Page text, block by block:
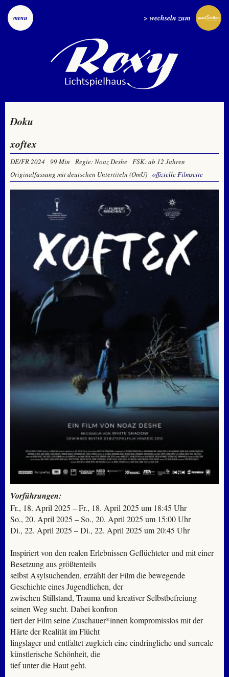
menu > wechseln zum
Doku
xoftex
DE/FR 2024 99 Min Regie: Noaz Deshe
FSK: ab 12 Jahren
Originalfassung mit deutschen Untertiteln (OmU) offizielle Filmseite
Vorführungen:
Fr., 18. April 2025 – Fr., 18. April 2025 um 18:45 Uhr
So., 20. April 2025 – So., 20. April 2025 um 15:00 Uhr
Di., 22. April 2025 – Di., 22. April 2025 um 20:45 Uhr
Inspiriert von den realen Erlebnissen Geflüchteter und mit einer
Besetzung aus größtenteils
selbst Asylsuchenden, erzählt der Film die bewegende
Geschichte eines Jugendlichen, der
zwischen Stillstand, Trauma und kreativer Selbstbefreiung
seinen Weg sucht. Dabei konfron
tiert der Film seine Zuschauer*innen kompromisslos mit der
Härte der Realität im Flücht
lingslager und entfaltet zugleich eine eindringliche und surreale
künstlerische Schönheit, die
tief unter die Haut geht.